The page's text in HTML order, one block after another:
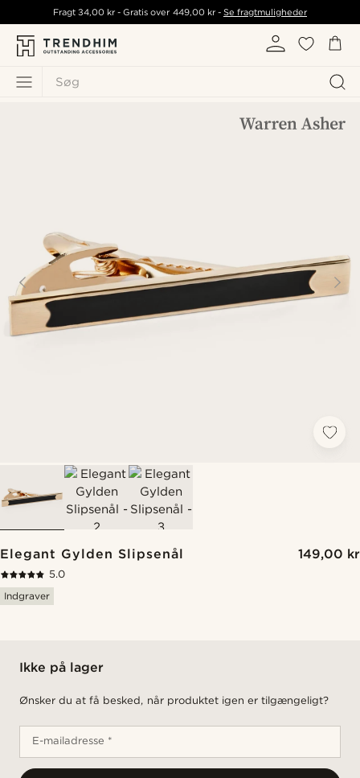
Søg
Fragt34,00 kr - Gratis over 449,00 kr- Se fragtmuligheder
Elegant Gylden Slipsenål 149,00 kr
5.0
Indgraver
Ikke på lager
Ønsker du at få besked, når produktet igen er tilgængeligt?
E-mailadresse *